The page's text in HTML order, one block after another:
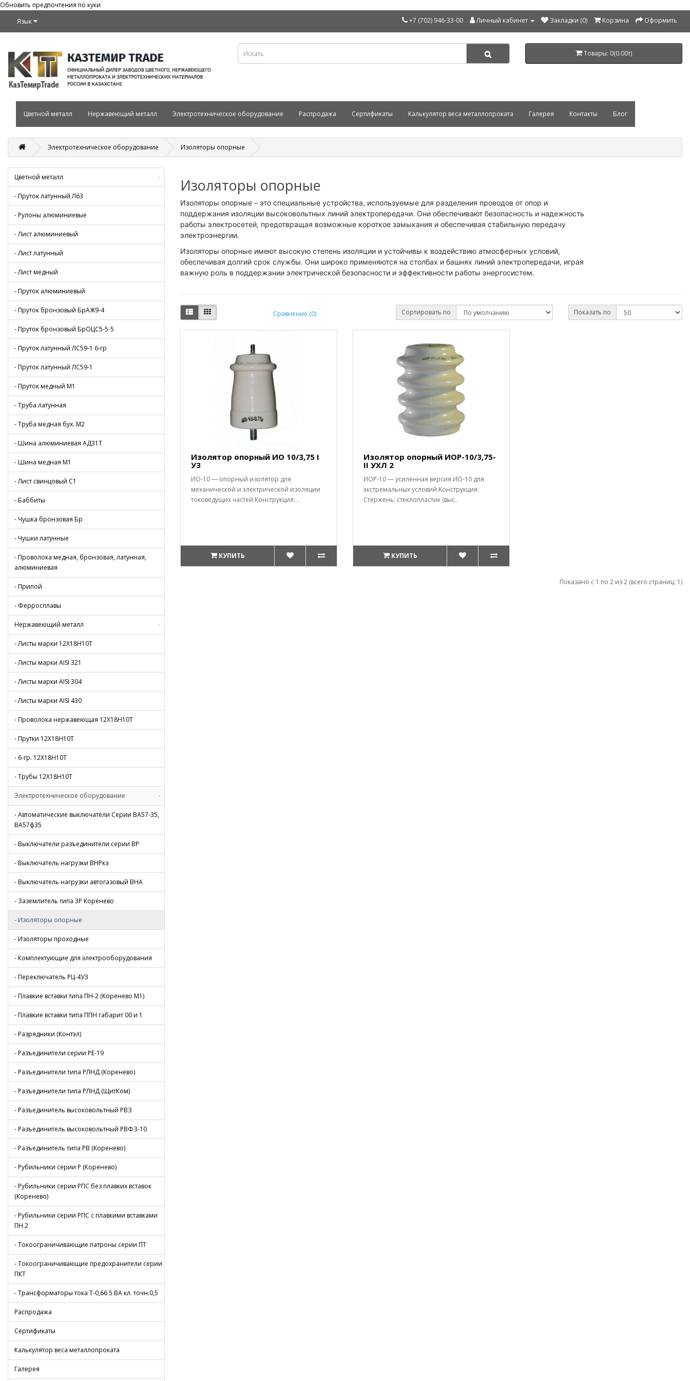
Обновить предпочтения по куки
Язык
+7 (702) 946-33-00 Личный кабинет Закладки (0) Корзина Оформить
Товары: 0(0.00т)
Цветной металл Нержавеющий металл Электротехническое оборудование Распродажа Сертификаты Калькулятор веса металлопроката Галерея Контакты Блог
Электротехническое оборудование Изоляторы опорные
Цветной металл -
- Пруток латунный Л63
- Рулоны алюминиевые
- Лист алюминиевый
- Лист латунный
- Лист медный
- Пруток алюминиевый
- Пруток бронзовый БрАЖ9-4
- Пруток бронзовый БрОЦС5-5-5
- Пруток латунный ЛС59-1 6-гр
- Пруток латунный ЛС59-1
- Пруток медный М1
- Труба латунная
- Труба медная бух. М2
- Шина алюминиевая АД31Т
- Шина медная М1
- Лист свинцовый С1
- Баббиты
- Чушка бронзовая Бр
- Чушки латунные
- Проволока медная, бронзовая, латунная,
алюминиевая
- Припой
- Ферросплавы
Нержавеющий металл -
- Листы марки 12Х18Н10Т
- Листы марки AISI 321
- Листы марки AISI 304
- Листы марки AISI 430
- Проволока нержавеющая 12Х18Н10Т
- Прутки 12Х18Н10Т
- 6-гр. 12Х18Н10Т
- Трубы 12Х18Н10Т
Электротехническое оборудование -
- Автоматические выключатели Серии ВА57-35,
ВА57ф35
- Выключатели разъединители серии ВР
- Выключатель нагрузки ВНРкз
- Выключатель нагрузки автогазовый ВНА
- Заземлитель типа 3Р Коренево
- Изоляторы опорные
- Изоляторы проходные
- Комплектующие для электрооборудования
- Переключатель РЦ-4УЗ
- Плавкие вставки типа ПН-2 (Коренево М1)
- Плавкие вставки типа ППН габарит 00 и 1
- Разрядники (Контэл)
- Разъединители серии РЕ-19
- Разъединители типа РЛНД (Коренево)
- Разъединители типа РЛНД (ЩитКом)
- Разъединитель высоковольтный РВЗ
- Разъединитель высоковольтный РВФЗ-10
- Разъединитель типа РВ (Коренево)
- Рубильники серии Р (Коренево)
- Рубильники серии РПС без плавких вставок
(Коренево)
- Рубильники серии РПС с плавкими вставками
ПН 2
- Токоограничивающие патроны серии ПТ
- Токоограничивающие предохранители серии
ПКТ
- Трансформаторы тока Т-0,66 5 ВА кл. точн.0,5
Распродажа
Сертификаты
Калькулятор веса металлопроката
Галерея
Изоляторы опорные
Изоляторы опорные – это специальные устройства, используемые для разделения проводов от опор и
поддержания изоляции высоковольтных линий электропередачи. Они обеспечивают безопасность и надежность
работы электросетей, предотвращая возможные короткое замыкания и обеспечивая стабильную передачу
электроэнергии.
Изоляторы опорные имеют высокую степень изоляции и устойчивы к воздействию атмосферных условий,
обеспечивая долгий срок службы. Они широко применяются на столбах и башнях линий электропередачи, играя
важную роль в поддержании электрической безопасности и эффективности работы энергосистем.
Сравнение (0) Сортировать по Показать по
Изолятор опорный ИО 10/3,75 I
У3
ИО-10 — опорный изолятор для
механической и электрической изоляции
токоведущих частей.Конструкция: ..
КУПИТЬ
Изолятор опорный ИОР-10/3,75-
II УХЛ 2
ИОР-10 — усиленная версия ИО-10 для
экстремальных условий.Конструкция:
Стержень: стеклопластик (выс..
КУПИТЬ
Показано с 1 по 2 из 2 (всего страниц: 1)